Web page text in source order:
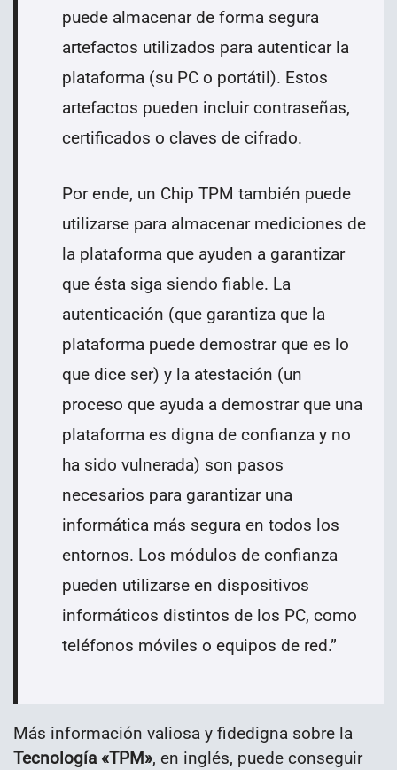
puede almacenar de forma segura
artefactos utilizados para autenticar la
plataforma (su PC o portátil). Estos
artefactos pueden incluir contraseñas,
certificados o claves de cifrado.
Por ende, un Chip TPM también puede
utilizarse para almacenar mediciones de
la plataforma que ayuden a garantizar
que ésta siga siendo fiable. La
autenticación (que garantiza que la
plataforma puede demostrar que es lo
que dice ser) y la atestación (un
proceso que ayuda a demostrar que una
plataforma es digna de confianza y no
ha sido vulnerada) son pasos
necesarios para garantizar una
informática más segura en todos los
entornos. Los módulos de confianza
pueden utilizarse en dispositivos
informáticos distintos de los PC, como
teléfonos móviles o equipos de red.”
Más información valiosa y fidedigna sobre la
Tecnología «TPM», en inglés, puede conseguir